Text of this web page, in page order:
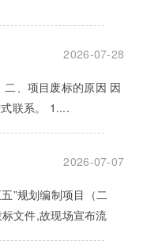
2026-07-28
、项目废标的原因 因
联系。 1....
2026-07-07
”规划编制项目（二
文件,故现场宣布流